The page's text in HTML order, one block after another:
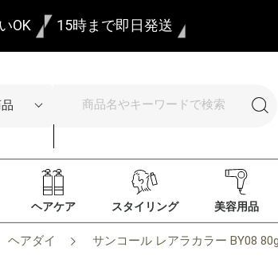
OK 15時まで即日発送
ヘアケア スタイリング 美容用品
ヘアダイ サンコール レアラカラー BY08 80g